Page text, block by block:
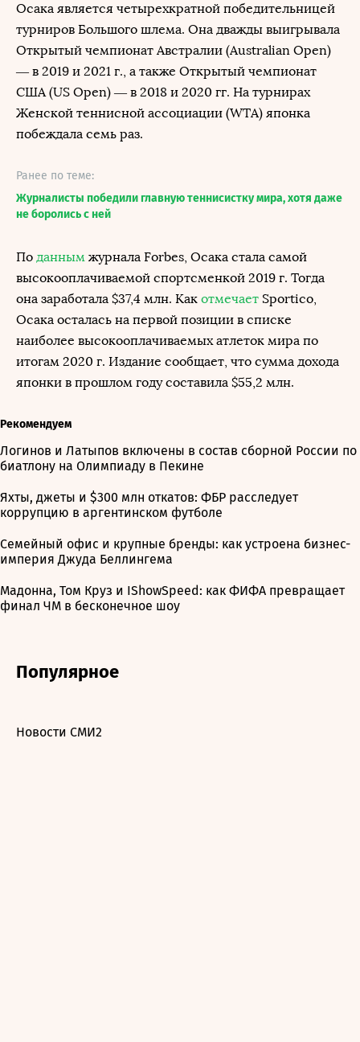
Осака является четырехкратной победительницей
турниров Большого шлема. Она дважды выигрывала
Открытый чемпионат Австралии (Australian Open)
— в 2019 и 2021 г., а также Открытый чемпионат
США (US Open) — в 2018 и 2020 гг. На турнирах
Женской теннисной ассоциации (WTA) японка
побеждала семь раз.
Ранее по теме:
Журналисты победили главную теннисистку мира, хотя даже
не боролись с ней
По данным журнала Forbes, Осака стала самой
высокооплачиваемой спортсменкой 2019 г. Тогда
она заработала $37,4 млн. Как отмечает Sportico,
Осака осталась на первой позиции в списке
наиболее высокооплачиваемых атлеток мира по
итогам 2020 г. Издание сообщает, что сумма дохода
японки в прошлом году составила $55,2 млн.
Рекомендуем
Логинов и Латыпов включены в состав сборной России по
биатлону на Олимпиаду в Пекине
Яхты, джеты и $300 млн откатов: ФБР расследует
коррупцию в аргентинском футболе
Семейный офис и крупные бренды: как устроена бизнес-
империя Джуда Беллингема
Мадонна, Том Круз и IShowSpeed: как ФИФА превращает
финал ЧМ в бесконечное шоу
Популярное
Новости СМИ2